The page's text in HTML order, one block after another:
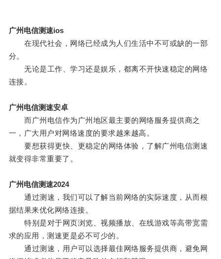
广州电信测速ios
在现代社会，网络已经成为人们生活中不可或缺的一部
分。
无论是工作、学习还是娱乐，都离不开快速稳定的网络
连接。
广州电信测速安卓
而广州电信作为广州地区最主要的网络服务提供商之
一，广大用户对网络速度的要求越来越高。
要想获得更快、更稳定的网络体验，了解广州电信测速
就变得非常重要了。
广州电信测速2024
通过测速，我们可以了解当前网络的实际速度，从而根
据结果来优化网络连接。
特别是对于网页浏览、视频播放、在线游戏等高带宽需
求的应用，测速更是必不可少的。
通过测速，用户可以选择最佳网络服务提供商，避免网